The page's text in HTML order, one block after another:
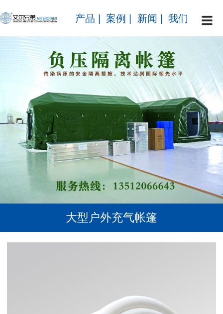
产品 案例 新闻 我们
大型户外充气帐篷